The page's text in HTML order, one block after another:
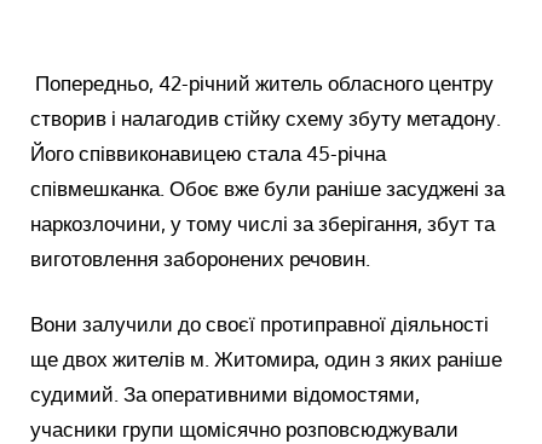
Попередньо, 42-річний житель обласного центру
створив і налагодив стійку схему збуту метадону.
Його співвиконавицею стала 45-річна
співмешканка. Обоє вже були раніше засуджені за
наркозлочини, у тому числі за зберігання, збут та
виготовлення заборонених речовин.
Вони залучили до своєї протиправної діяльності
ще двох жителів м. Житомира, один з яких раніше
судимий. За оперативними відомостями,
учасники групи щомісячно розповсюджували